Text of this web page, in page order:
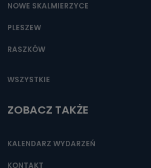
NOWE SKALMIERZYCE
PLESZEW
RASZKÓW
WSZYSTKIE
ZOBACZ TAKŻE
KALENDARZ WYDARZEŃ
KONTAKT